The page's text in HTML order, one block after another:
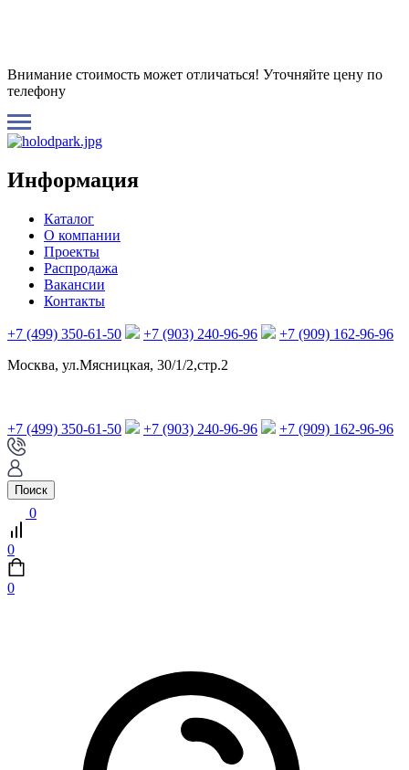
Внимание стоимость может отличаться! Уточняйте цену по
телефону
Информация
Каталог
О компании
Проекты
Распродажа
Вакансии
Контакты
+7 (499) 350-61-50 +7 (903) 240-96-96
+7 (909) 162-96-96
Москва, ул.Мясницкая, 30/1/2,стр.2
+7 (499) 350-61-50 +7 (903) 240-96-96 +7 (909) 162-96-96
Поиск
0
0
0